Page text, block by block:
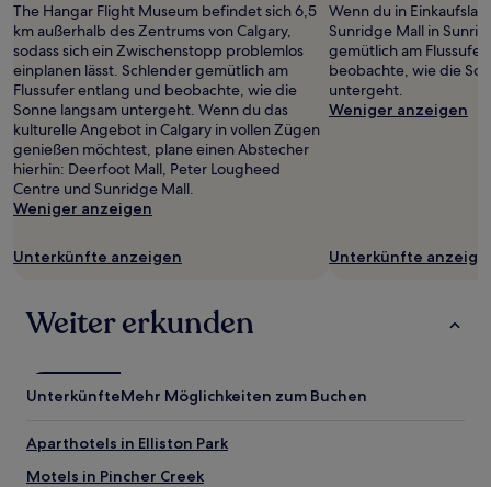
The Hangar Flight Museum befindet sich 6,5
km außerhalb des Zentrums von Calgary,
sodass sich ein Zwischenstopp problemlos
einplanen lässt. Schlender gemütlich am
Flussufer entlang und beobachte, wie die
Sonne langsam untergeht. Wenn du das
kulturelle Angebot in Calgary in vollen Zügen
genießen möchtest, plane einen Abstecher
hierhin: Deerfoot Mall, Peter Lougheed
Centre und Sunridge Mall.
Weniger anzeigen
Unterkünfte anzeigen
Wenn du in
Sunridge Mall in
gemütlich am
beobachte, wie die
untergeht.
Weniger anzeigen
Unterkünfte
Weiter erkunden
UnterkünfteMehr Möglichkeiten zum Buchen
Aparthotels in Elliston Park
Motels in Pincher Creek